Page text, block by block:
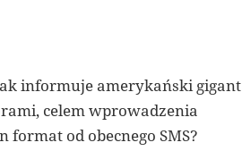
informuje amerykański gigant
celem wprowadzenia
format od obecnego SMS?